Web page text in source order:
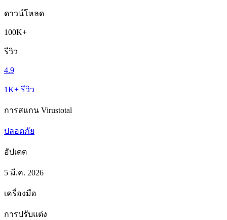
ดาวน์โหลด
100K+
รีวิว
4.9
1K+ รีวิว
การสแกน Virustotal
ปลอดภัย
อัปเดต
5 มี.ค. 2026
เครื่องมือ
การปรับแต่ง